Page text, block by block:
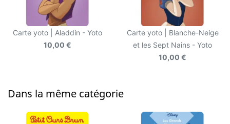
Carte yoto | Aladdin - Yoto
10,00 €
Carte yoto | Blanche-Neige
et les Sept Nains - Yoto
10,00 €
Dans la même catégorie